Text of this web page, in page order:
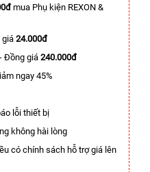
mua Phụ kiện REXON &
giá24.000đ
- Đồng giá 240.000đ
ngay 45%
lỗi thiết bị
không hài lòng
có chính sách hỗ trợ giá lên